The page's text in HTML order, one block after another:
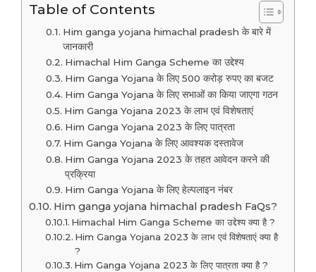
Table of Contents
Him ganga yojana himachal pradesh के बारे में
जानकारी
Himachal Him Ganga Scheme का उद्देश्य
Him Ganga Yojana के लिए 500 करोड़ रुपए का बजट
Him Ganga Yojana के लिए सभाओं का किया जाएगा गठन
Him Ganga Yojana 2023 के लाभ एवं विशेषताएं
Him Ganga Yojana 2023 के लिए पात्रता
Him Ganga Yojana के लिए आवश्यक दस्तावेज
Him Ganga Yojana 2023 के तहत आवेदन करने की
प्रक्रिया
Him Ganga Yojana के लिए हेल्पलाइन नंबर
Him ganga yojana himachal pradesh FaQs?
Himachal Him Ganga Scheme का उद्देश्य क्या है ?
Him Ganga Yojana 2023 के लाभ एवं विशेषताएं क्या है
?
Him Ganga Yojana 2023 के लिए पात्रता क्या है ?